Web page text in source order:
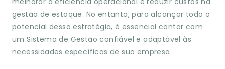
melhorar a eficiência operacional e reduzir custos na
gestão de estoque. No entanto, para alcançar todo o
potencial dessa estratégia, é essencial contar com
um Sistema de Gestão confiável e adaptável às
necessidades específicas de sua empresa.